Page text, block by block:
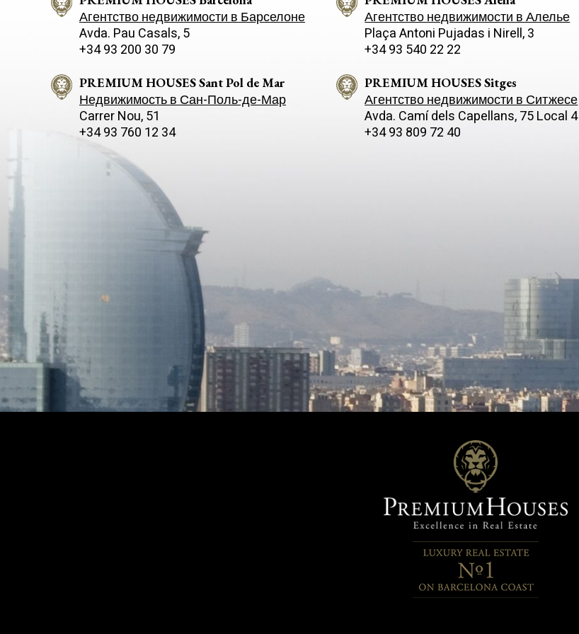
Агентство недвижимости в Барселоне
Avda. Pau Casals, 5
+34 93 200 30 79
Агентство недвижимости в Алелье
Plaça Antoni Pujadas i Nirell, 3
+34 93 540 22 22
PREMIUM HOUSES Sant Pol de Mar
Недвижимость в Сан-Поль-де-Мар
Carrer Nou, 51
+34 93 760 12 34
PREMIUM HOUSES Sitges
Агентство недвижимости в Ситжесе
Avda. Camí­ dels Capellans, 75 Local 4
+34 93 809 72 40